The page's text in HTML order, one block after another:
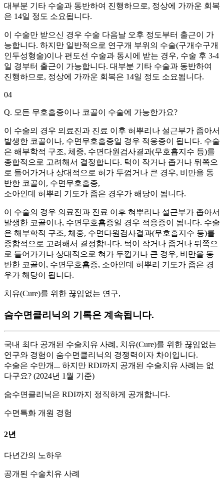
대부분 기타 수술과 동반하여 진행하므로, 정상에 가까운 회복
은 14일 정도 소요됩니다.
이 수술만 받으신 경우 수술 다음날 오후 정도부터 출근이 가
능합니다. 하지만 일반적으로 연구개 부위의 수술(구개수구개
인두성형술)이나 편도선 수술과 동시에 받는 경우, 수술 후 3-4
일 경부터 출근이 가능합니다. 대부분 기타 수술과 동반하여
진행하므로, 정상에 가까운 회복은 14일 정도 소요됩니다.
04
Q. 모든 무호흡증이나 코골이 수술에 가능한가요?
이 수술의 경우 의료진과 진료 이후 혀뿌리나 설근부가 좁아서
발생한 코골이나, 수면무호흡증일 경우 적응증이 됩니다. 수술
은 해부학적 구조, 체중, 수면다원검사결과(무호흡지수 등)를
종합적으로 고려해서 결정합니다. 턱이 작거나 좁거나 뒤쪽으
로 들어가거나 상대적으로 혀가 두껍거나 큰 경우, 비만을 동
반한 코골이, 수면무호흡증,
소아인데 혀뿌리 기도가 좁은 경우가 해당이 됩니다.
이 수술의 경우 의료진과 진료 이후 혀뿌리나 설근부가 좁아서
발생한 코골이나, 수면무호흡증일 경우 적응증이 됩니다. 수술
은 해부학적 구조, 체중, 수면다원검사결과(무호흡지수 등)를
종합적으로 고려해서 결정합니다. 턱이 작거나 좁거나 뒤쪽으
로 들어가거나 상대적으로 혀가 두껍거나 큰 경우, 비만을 동
반한 코골이, 수면무호흡증, 소아인데 혀뿌리 기도가 좁은 경
우가 해당이 됩니다.
치유(Cure)를 위한 끊임없는 연구,
숨수면클리닉의 기록은 계속됩니다.
국내 최다 공개된 수술치유 사례, 치유(Cure)를 위한 끊임없는
연구와 경험이 숨수면클리닉의 경쟁력이자 차이입니다.
수술은 수만개... 하지만 RDI까지 공개된 수술치유 사례는 없
다구요? (2024년 1월 기준)
숨수면클리닉은 RDI까지 정직하게 공개합니다.
수면특화 개원 경험
2년
다년간의 노하우
공개된 수술치유 사례